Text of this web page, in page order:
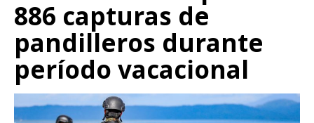
886 capturas de
pandilleros durante
período vacacional